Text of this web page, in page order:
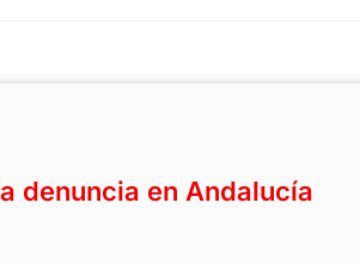
denuncia en Andalucía